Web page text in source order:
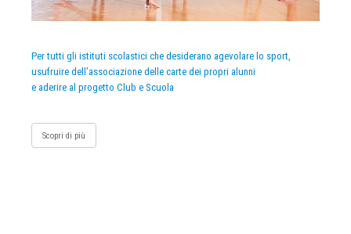
Per tutti gli istituti scolastici che desiderano agevolare lo sport,
usufruire dell’associazione delle carte dei propri alunni
e aderire al progetto Club e Scuola
Scopri di più